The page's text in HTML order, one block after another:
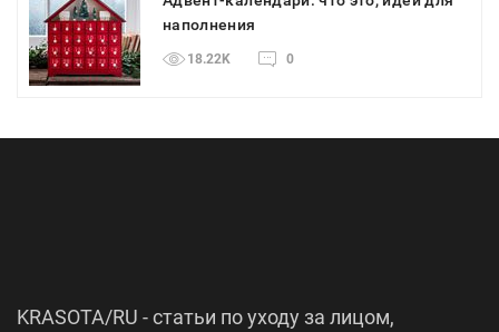
наполнения
18.22K 0
KRASOTA/RU - статьи по уходу за лицом,